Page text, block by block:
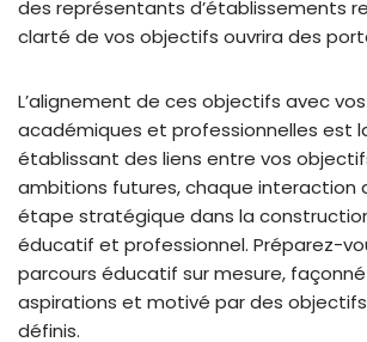
des représentants d’établissements
clarté de vos objectifs ouvrira des
L’alignement de ces objectifs avec
académiques et professionnelles est
établissant des liens entre vos
ambitions futures, chaque interaction
étape stratégique dans la
éducatif et professionnel. Préparez-
parcours éducatif sur mesure,
aspirations et motivé par des
définis.